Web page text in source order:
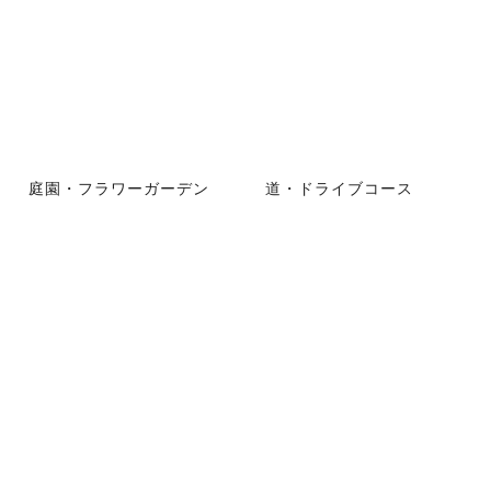
庭園・フラワーガーデン 道・ドライブコース